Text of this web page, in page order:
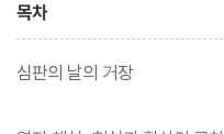
요슈 남작을 비롯한 일행들은
프의 죽음과 비슷한 형태의
속에서 또 다른 유사한 사건들
목차
심판의 날의 거장